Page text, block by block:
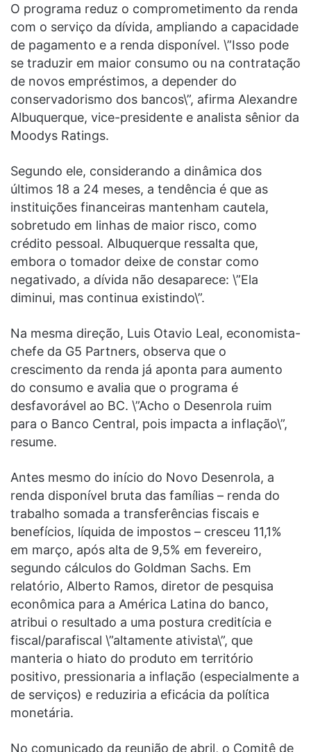
O programa reduz o comprometimento da renda
com o serviço da dívida, ampliando a capacidade
de pagamento e a renda disponível. \”Isso pode
se traduzir em maior consumo ou na contratação
de novos empréstimos, a depender do
conservadorismo dos bancos\”, afirma Alexandre
Albuquerque, vice-presidente e analista sênior da
Moodys Ratings.
Segundo ele, considerando a dinâmica dos
últimos 18 a 24 meses, a tendência é que as
instituições financeiras mantenham cautela,
sobretudo em linhas de maior risco, como
crédito pessoal. Albuquerque ressalta que,
embora o tomador deixe de constar como
negativado, a dívida não desaparece: \”Ela
diminui, mas continua existindo\”.
Na mesma direção, Luis Otavio Leal, economista-
chefe da G5 Partners, observa que o
crescimento da renda já aponta para aumento
do consumo e avalia que o programa é
desfavorável ao BC. \”Acho o Desenrola ruim
para o Banco Central, pois impacta a inflação\”,
resume.
Antes mesmo do início do Novo Desenrola, a
renda disponível bruta das famílias – renda do
trabalho somada a transferências fiscais e
benefícios, líquida de impostos – cresceu 11,1%
em março, após alta de 9,5% em fevereiro,
segundo cálculos do Goldman Sachs. Em
relatório, Alberto Ramos, diretor de pesquisa
econômica para a América Latina do banco,
atribui o resultado a uma postura creditícia e
fiscal/parafiscal \”altamente ativista\”, que
manteria o hiato do produto em território
positivo, pressionaria a inflação (especialmente a
de serviços) e reduziria a eficácia da política
monetária.
No comunicado da reunião de abril, o Comitê de